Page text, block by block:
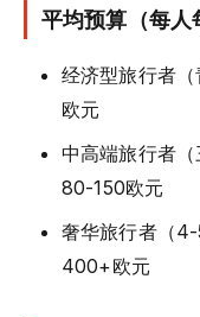
平均预算（每人
经济型旅行者
欧元
中高端旅行者（
80-150欧元
奢华旅行者（
400+欧元